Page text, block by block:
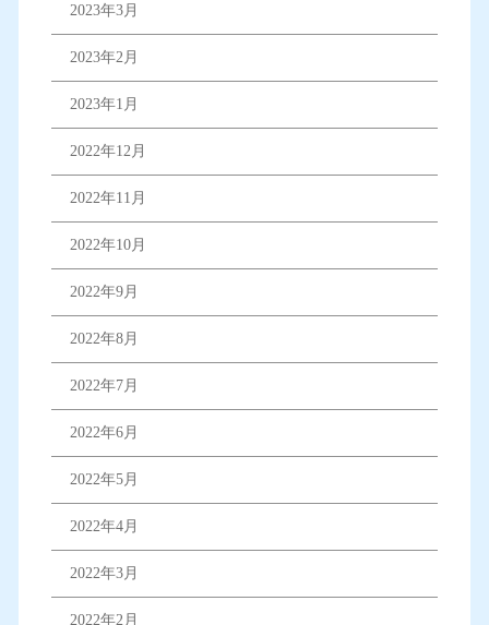
2023年3月
2023年2月
2023年1月
2022年12月
2022年11月
2022年10月
2022年9月
2022年8月
2022年7月
2022年6月
2022年5月
2022年4月
2022年3月
2022年2月